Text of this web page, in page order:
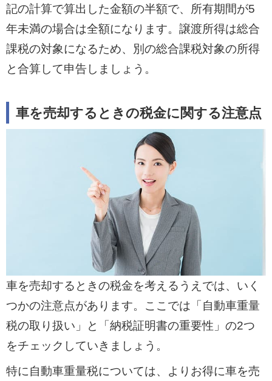
記の計算で算出した金額の半額で、所有期間が5
年未満の場合は全額になります。譲渡所得は総合
課税の対象になるため、別の総合課税対象の所得
と合算して申告しましょう。
車を売却するときの税金に関する注意点
車を売却するときの税金を考えるうえでは、いく
つかの注意点があります。ここでは「自動車重量
税の取り扱い」と「納税証明書の重要性」の2つ
をチェックしていきましょう。
特に自動車重量税については、よりお得に車を売